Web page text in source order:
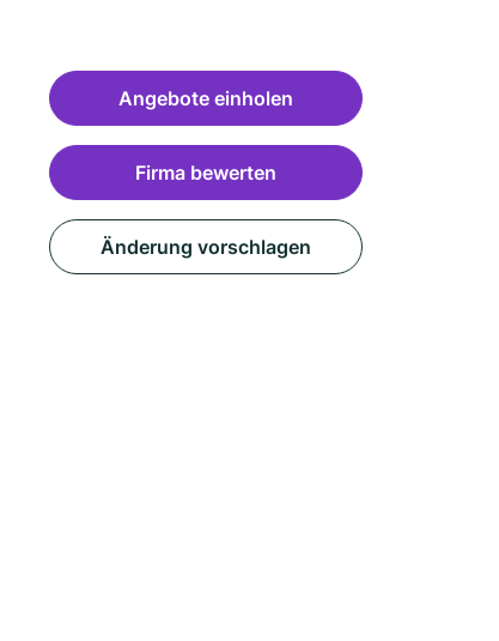
Angebote einholen
Firma bewerten
Änderung vorschlagen